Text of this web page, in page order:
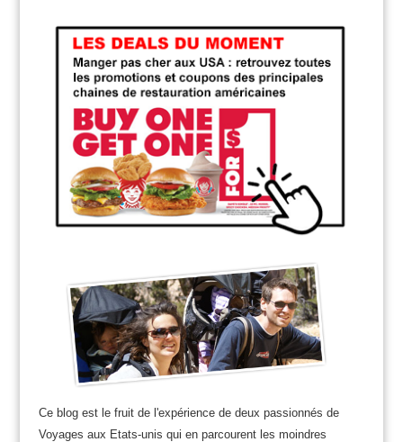
Ce blog est le fruit de l'expérience de deux passionnés de
Voyages aux Etats-unis qui en parcourent les moindres